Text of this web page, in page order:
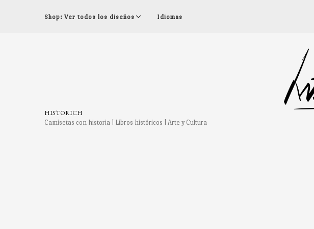
Shop: Ver todos los diseños Idiomas
HISTORICH
Camisetas con historia | Libros históricos | Arte y Cultura